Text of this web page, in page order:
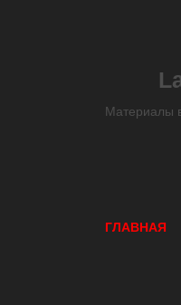
Материалы
ГЛАВНАЯ